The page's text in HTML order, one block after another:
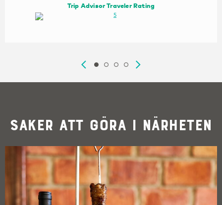
Trip Advisor Traveler Rating
Saker att göra i närheten